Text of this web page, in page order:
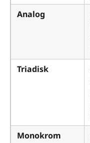
Analog
Triadisk
Monokrom